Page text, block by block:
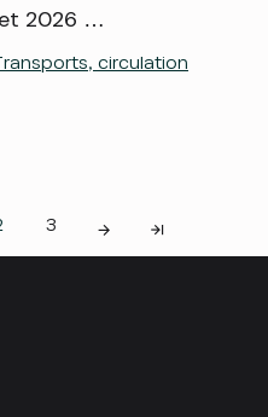
2026 …
circulation
3